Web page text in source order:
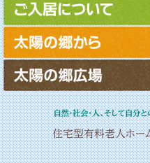
2025年4月
2025年3月
2025年2月
2025年1月
2024年12月
2024年11月
2024年10月